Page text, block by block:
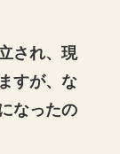
され、現
すが、な
なったの